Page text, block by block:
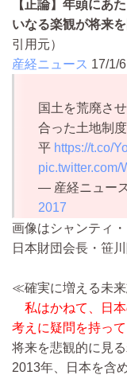
【正論】年頭に
いなる楽観が将来
引用元）
産経ニュース 17/1/6
国土を荒廃さ
合った土地制
平 https://t.co/
pic.twitter.com/
— 産経ニュー
2017
画像はシャンティ
日本財団会長・笹
≪確実に増える未
私はかねて、日
考えに疑問を持って
将来を悲観的に見
2013年、日本を含